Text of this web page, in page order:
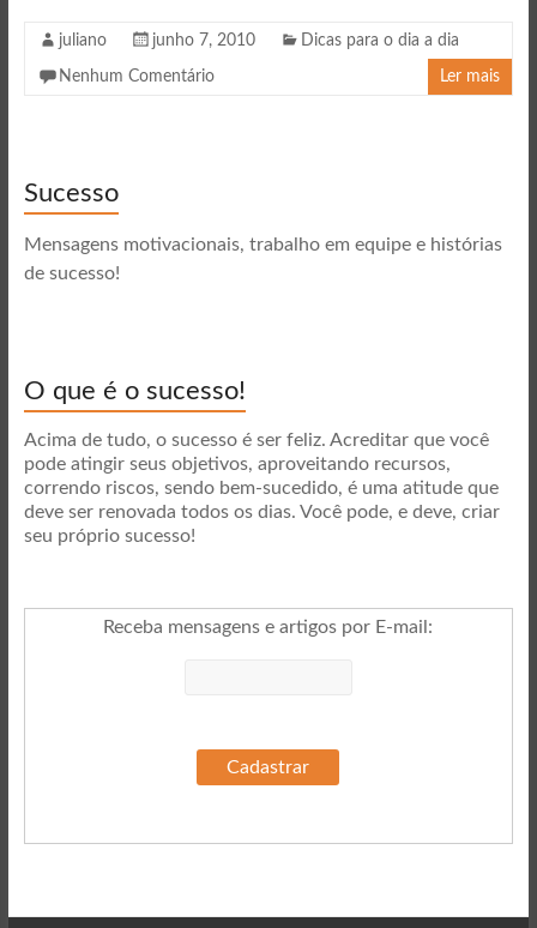
juliano junho 7, 2010 Dicas para o dia a dia
Nenhum Comentário Ler mais
Sucesso
Mensagens motivacionais, trabalho em equipe e histórias
de sucesso!
O que é o sucesso!
Acima de tudo, o sucesso é ser feliz. Acreditar que você
pode atingir seus objetivos, aproveitando recursos,
correndo riscos, sendo bem-sucedido, é uma atitude que
deve ser renovada todos os dias. Você pode, e deve, criar
seu próprio sucesso!
Receba mensagens e artigos por E-mail :